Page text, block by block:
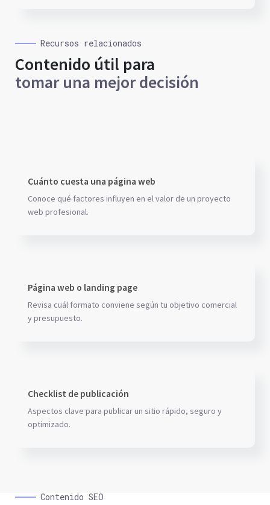
Recursos relacionados
Contenido útil para
tomar una mejor decisión
Cuánto cuesta una página web
Conoce qué factores influyen en el valor de un proyecto
web profesional.
Página web o landing page
Revisa cuál formato conviene según tu objetivo comercial
y presupuesto.
Checklist de publicación
Aspectos clave para publicar un sitio rápido, seguro y
optimizado.
Contenido SEO